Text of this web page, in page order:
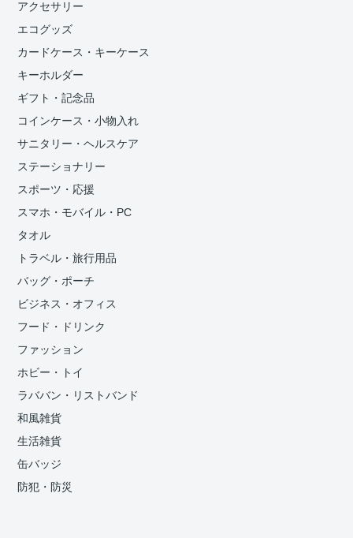
アクセサリー
エコグッズ
カードケース・キーケース
キーホルダー
ギフト・記念品
コインケース・小物入れ
サニタリー・ヘルスケア
ステーショナリー
スポーツ・応援
スマホ・モバイル・PC
タオル
トラベル・旅行用品
バッグ・ポーチ
ビジネス・オフィス
フード・ドリンク
ファッション
ホビー・トイ
ラババン・リストバンド
和風雑貨
生活雑貨
缶バッジ
防犯・防災